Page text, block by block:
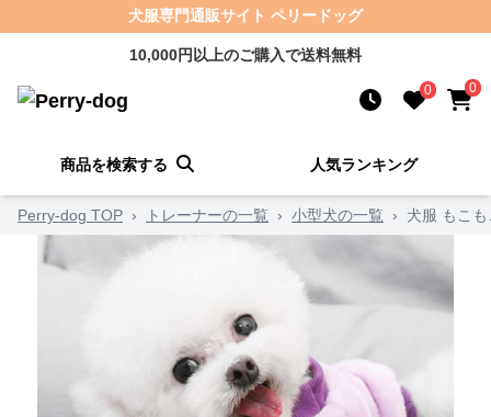
犬服専門通販サイト ペリードッグ
10,000円以上のご購入で送料無料
0 0
商品を検索する 人気ランキング
Perry-dog TOP › トレーナーの一覧 › 小型犬の一覧 › 犬服 もこ